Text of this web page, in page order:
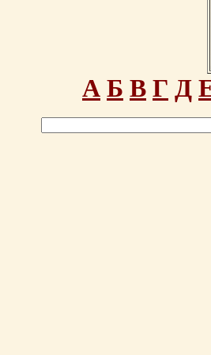
А Б В Г Д